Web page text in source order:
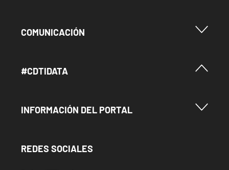
Menu Footer Comunicación
COMUNICACIÓN
Menú Footer #Cdtidata
#CDTIDATA
Menu Footer Información del Portal
INFORMACIÓN DEL PORTAL
REDES SOCIALES